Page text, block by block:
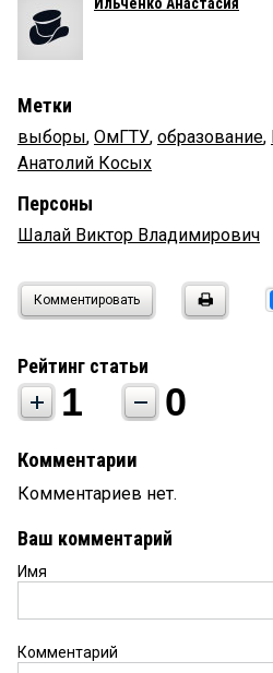
Ильченко Анастасия
Метки
выборы, ОмГТУ, образование,
Анатолий Косых
Персоны
Шалай Виктор Владимирович
Комментировать
Рейтинг статьи
1 0
Комментарии
Комментариев нет.
Ваш комментарий
Имя
Комментарий